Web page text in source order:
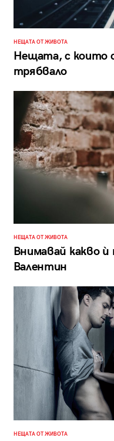
НЕЩАТА ОТ ЖИВОТА
Нещата, с които
трябвало
НЕЩАТА ОТ ЖИВОТА
Внимавай какво
Валентин
НЕЩАТА ОТ ЖИВОТА